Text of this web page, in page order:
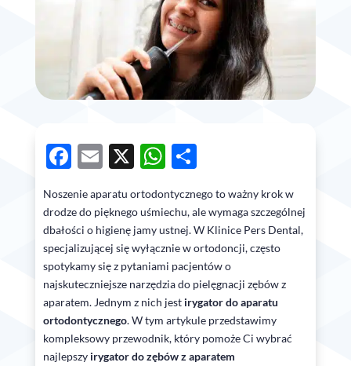
Facebook
Email
X WhatsApp
Share
Noszenie aparatu ortodontycznego to ważny krok w
drodze do pięknego uśmiechu, ale wymaga szczególnej
dbałości o higienę jamy ustnej. W Klinice Pers Dental,
specjalizującej się wyłącznie w ortodoncji, często
spotykamy się z pytaniami pacjentów o
najskuteczniejsze narzędzia do pielęgnacji zębów z
aparatem. Jednym z nich jest irygator do aparatu
ortodontycznego. W tym artykule przedstawimy
kompleksowy przewodnik, który pomoże Ci wybrać
najlepszy irygator do zębów z aparatem